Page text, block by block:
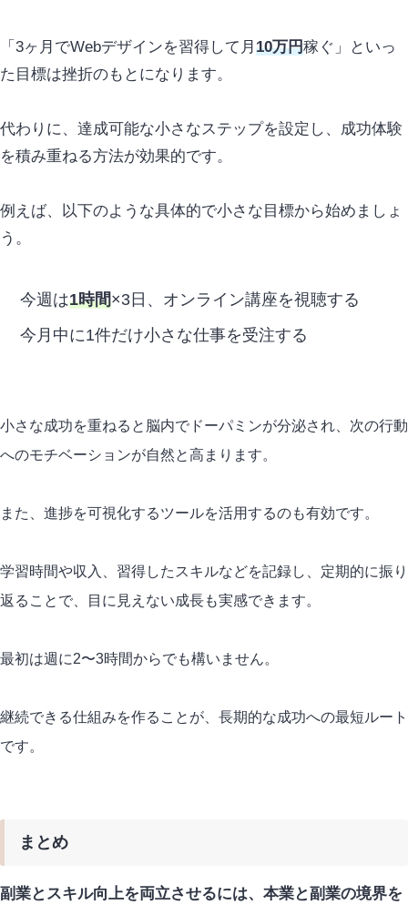
「3ヶ月でWebデザインを習得して月 10万円稼ぐ」といっ
た目標は挫折のもとになります。
代わりに、達成可能な小さなステップを設定し、 成功体験
を積み重ねる方法が効果的です。
例えば、以下のような具体的で小さな目標から始めましょ
う。
今週は1時間×3日、オンライン講座を視聴する
今月中に1件だけ小さな仕事を受注する
小さな成功を重ねると脳内でドーパミンが分泌され、次の行動
へのモチベーションが自然と高まります。
また、進捗を可視化するツールを活用するのも有効です。
学習時間や収入、習得したスキルなどを記録し、定期的に振り
返ることで、目に見えない成長も実感できます。
最初は週に2〜3時間からでも構いません。
継続できる仕組みを作ることが、長期的な成功への最短ルート
です。
まとめ
副業とスキル向上を両立させるには、本業と副業の境界を